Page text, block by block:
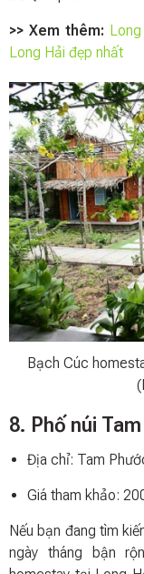
>> Xem thêm:
Long Hải đẹp nhất
Bạch Cúc
8. Phố núi
Địa chỉ: Tam
Giá tham khảo:
Nếu bạn đang tìm
ngày tháng bận